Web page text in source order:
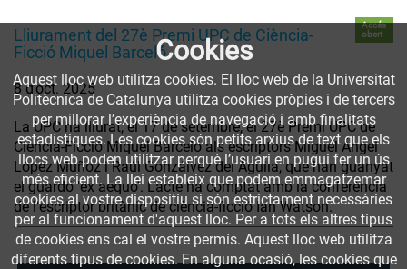
Lliurament del 27è Premi UPC de Ciència-
Ficció Miquel Barceló
Accés
obert
8 d’oct. 2025
La UPC ha lliurat, el 17 de setembre, el 27è Premi UPC de
Ciència-Ficció Miquel Barceló als escriptors Miguel Ángel
López Muñoz i Raúl Gonzálvez del Águila, que han guanyat
el guardó 'ex aequo'. L’acte ha comptat amb la conferència
de l'escriptor britànic de ciència-ficció Ian Watson.
Cookies
Aquest lloc web utilitza cookies. El lloc web de la Universitat
Politècnica de Catalunya utilitza cookies pròpies i de tercers
per millorar l’experiència de navegació i amb finalitats
estadístiques. Les cookies són petits arxius de text que els
llocs web poden utilitzar perquè l’usuari en pugui fer un ús
més eficient. La llei estableix que podem emmagatzemar
cookies al vostre dispositiu si són estrictament necessàries
per al funcionament d'aquest lloc. Per a tots els altres tipus
de cookies ens cal el vostre permís. Aquest lloc web utilitza
diferents tipus de cookies. En alguna ocasió, les cookies que